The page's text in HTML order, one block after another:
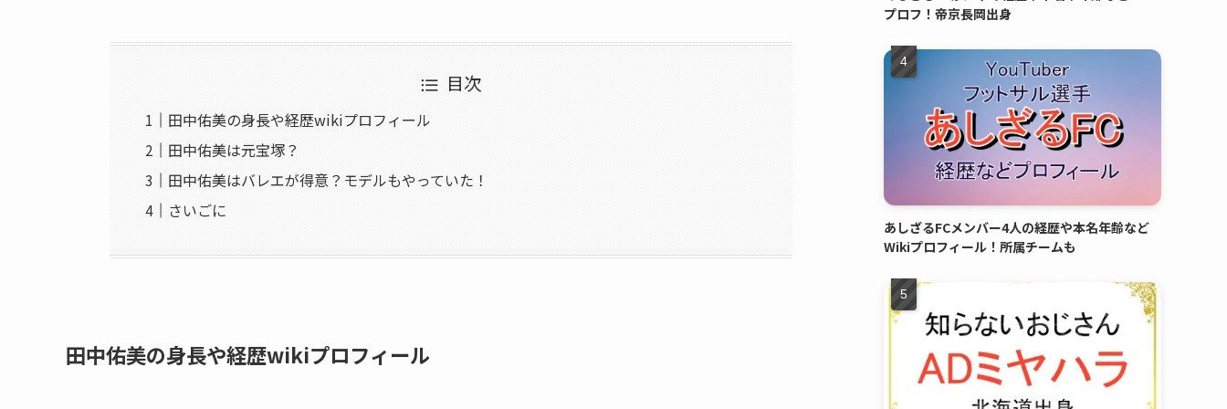
目次
田中佑美の身長や経歴wikiプロフィール
田中佑美は元宝塚？
田中佑美はバレエが得意？モデルもやっていた！
さいごに
田中佑美の身長や経歴wikiプロフィール
プロフ！帝京長岡出身
あしざるFCメンバー4人の経歴や本名年齢など
Wikiプロフィール！所属チームも